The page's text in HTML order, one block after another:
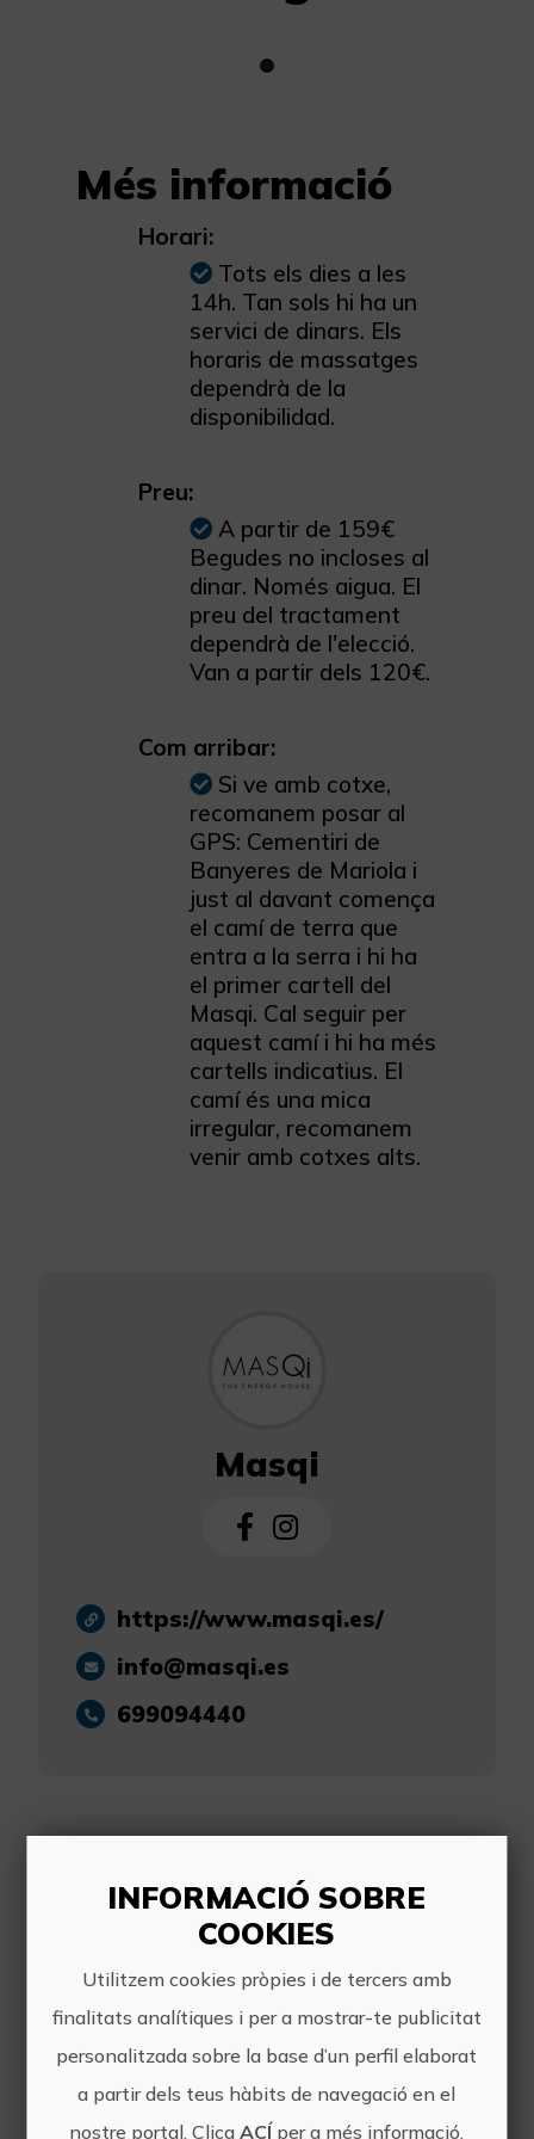
Més informació
Horari:
Tots els dies a les
14h. Tan sols hi ha un
servici de dinars. Els
horaris de massatges
dependrà de la
disponibilidad.
Preu:
A partir de 159€
Begudes no incloses al
dinar. Només aigua. El
preu del tractament
dependrà de l'elecció.
Van a partir dels 120€.
Com arribar:
Si ve amb cotxe,
recomanem posar al
GPS: Cementiri de
Banyeres de Mariola i
just al davant comença
el camí de terra que
entra a la serra i hi ha
el primer cartell del
Masqi. Cal seguir per
aquest camí i hi ha més
cartells indicatius. El
camí és una mica
irregular, recomanem
venir amb cotxes alts.
Masqi
https://www.masqi.es/
info@masqi.es
699094440
Altres experiències
de Masqi
INFORMACIÓ SOBRE
COOKIES
Utilitzem cookies pròpies i de tercers amb
finalitats analítiques i per a mostrar-te publicitat
personalitzada sobre la base d’un perfil elaborat
a partir dels teus hàbits de navegació en el
nostre portal. ClicaACÍ per a més informació.